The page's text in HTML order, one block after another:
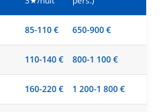
85-110 € 650-900 €
110-140 € 800-1 100 €
160-220 € 1 200-1 800 €